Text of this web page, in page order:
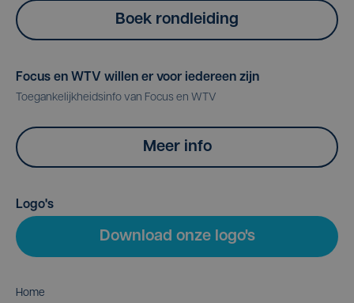
Boek rondleiding
Focus en WTV willen er voor iedereen zijn
Toegankelijkheidsinfo van Focus en WTV
Meer info
Logo's
Download onze logo's
Home